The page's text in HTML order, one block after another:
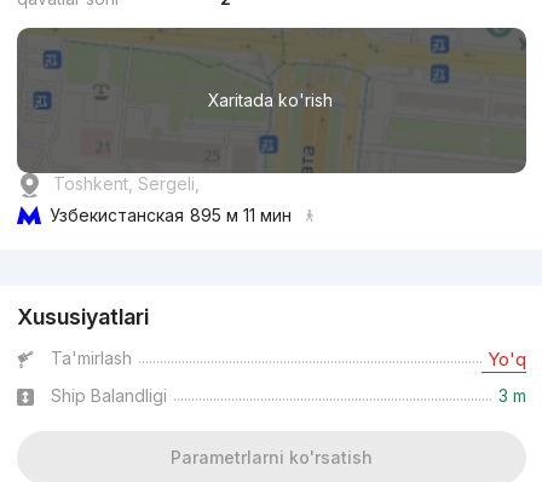
Xaritada ko'rish
Toshkent, Sergeli,
Узбекистанская 895 м 11 мин
Xususiyatlari
Ta'mirlash Yo'q
Ship Balandligi 3 m
Parametrlarni ko'rsatish